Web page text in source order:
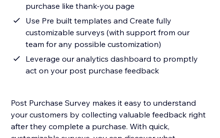
purchase like thank-you page
Use Pre built templates and Create fully
customizable surveys (with support from our
team for any possible customization)
Leverage our analytics dashboard to promptly
act on your post purchase feedback
Post Purchase Survey makes it easy to understand
your customers by collecting valuable feedback right
after they complete a purchase. With quick,